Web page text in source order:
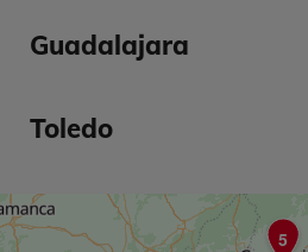
Guadalajara
Toledo
5